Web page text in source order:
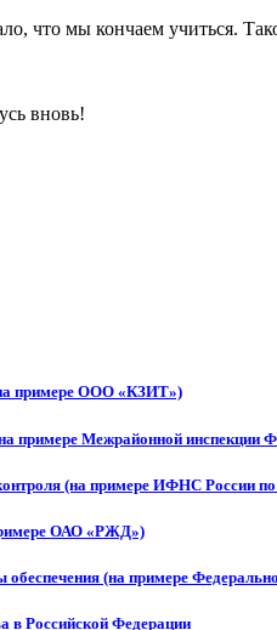
что мы кончаем учиться.
вновь!
примере ООО «КЗИТ»)
примере Межрайонной
(на примере ИФНС России
ОАО «РЖД»)
(на примере
в Российской Федерации